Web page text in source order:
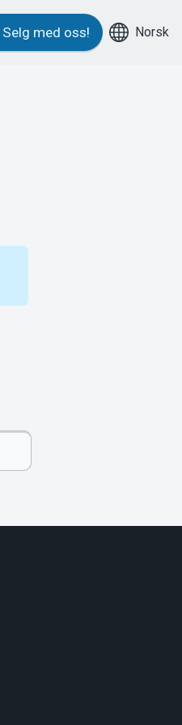
Selg med oss! Norsk